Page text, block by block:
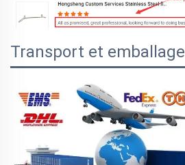
Transport et emballage